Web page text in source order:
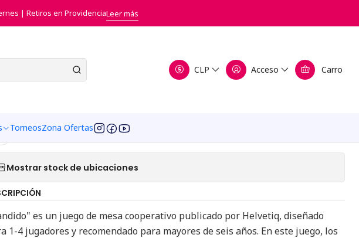
CLP Acceso Carro
TorneosZona Ofertas
| Retiros en ProvidenciaLeer más
Bandido
Agregar a la lista de favoritos
Mostrar stock de ubicaciones
es un juego de mesa cooperativo publicado por Helvetiq, diseñado
1-4 jugadores y recomendado para mayores de seis años. En este juego, los